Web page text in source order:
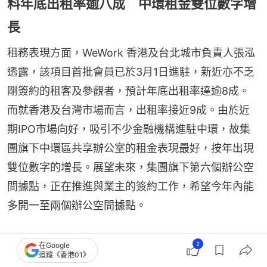
料年底出租率逾八成 中環租金雙位數字增
長
租務表現方面，WeWork 香港及台北城市負責人張泓
透露，該項目首批會員已於3月1日進駐，新近亦不乏
剛簽約的租客及參觀者，預計年底出租率達逾8成。
而就香港及台灣市場而言，出租率接近9成。由於近
期IPO市場向好，吸引不少金融機構進駐中環，故集
團旗下中環區共享辦公室的租金表現最好，按年出現
雙位數字的增長。展望未來，集團旗下第六個辦公空
間據點，正在推進與業主的簽約工作，希望今年內能
多開一至兩個辦公空間據點。
↓↓Midtown 社區12樓↓↓
在Google
追蹤《香港01》
2